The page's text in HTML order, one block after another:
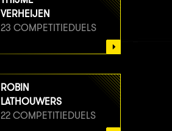
VERHEIJEN
23 COMPETITIEDUELS
ROBIN
LATHOUWERS
22 COMPETITIEDUELS